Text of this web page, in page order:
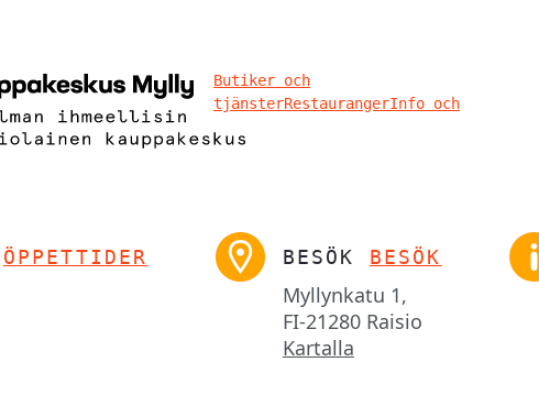
Butiker och
tjänsterRestaurangerInfo och
ÖPPETTIDER BESÖK BESÖK
Myllynkatu 1,
FI-21280 Raisio
Kartalla